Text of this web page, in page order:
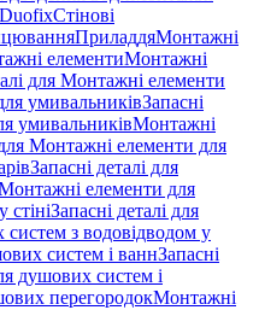
Стінові
ПриладдяМонтажні
елементиМонтажні
для Монтажні елементи
умивальниківЗапасні
умивальниківМонтажні
для Монтажні елементи для
Запасні деталі для
елементи для
Запасні деталі для
з водовідводом у
систем і ваннЗапасні
душових систем і
перегородокМонтажні